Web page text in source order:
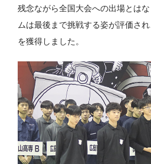
残念ながら全国大会への出場とは
ムは最後まで挑戦する姿が評価さ
を獲得しました。